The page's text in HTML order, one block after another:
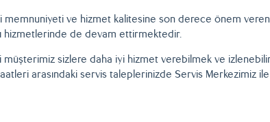
memnuniyeti ve hizmet kalitesine son derece önem veren
hizmetlerinde de devam ettirmektedir.
müşterimiz sizlere daha iyi hizmet verebilmek ve
arasındaki servis taleplerinizde Servis Merkezimiz